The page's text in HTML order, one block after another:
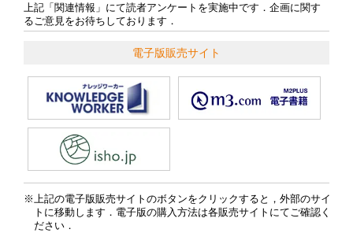
上記「関連情報」にて読者アンケートを実施中です．企画に関す
るご意見をお待ちしております．
電子版販売サイト
上記の電子版販売サイトのボタンをクリックすると，外部のサイ
トに移動します．電子版の購入方法は各販売サイトにてご確認く
ださい．